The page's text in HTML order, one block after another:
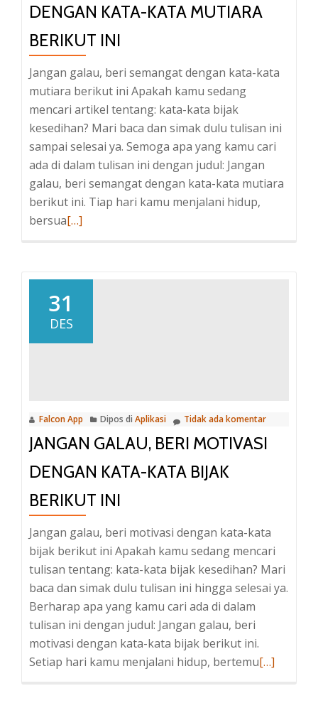
DENGAN KATA-KATA MUTIARA
BERIKUT INI
Jangan galau, beri semangat dengan kata-kata
mutiara berikut ini Apakah kamu sedang
mencari artikel tentang: kata-kata bijak
kesedihan? Mari baca dan simak dulu tulisan ini
sampai selesai ya. Semoga apa yang kamu cari
ada di dalam tulisan ini dengan judul: Jangan
galau, beri semangat dengan kata-kata mutiara
berikut ini. Tiap hari kamu menjalani hidup,
bersuaBaca
beri
semangat
dengan
ini
[…]
31
DES
Falcon App Dipos di Aplikasi Tidak ada komentar
JANGAN GALAU, BERI MOTIVASI
DENGAN KATA-KATA BIJAK
BERIKUT INI
Jangan galau, beri motivasi dengan kata-kata
bijak berikut ini Apakah kamu sedang mencari
tulisan tentang: kata-kata bijak kesedihan? Mari
baca dan simak dulu tulisan ini hingga selesai ya.
Berharap apa yang kamu cari ada di dalam
tulisan ini dengan judul: Jangan galau, beri
motivasi dengan kata-kata bijak berikut ini.
Setiap hari kamu menjalani hidup, bertemuBaca
[…]